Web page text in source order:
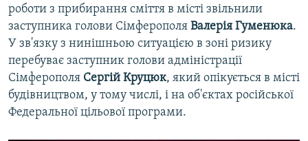
роботи з прибирання сміття в місті звільнили
заступника голови Сімферополя Валерія Гуменюка.
У зв'язку з нинішньою ситуацією в зоні ризику
перебуває заступник голови адміністрації
Сімферополя Сергій Круцюк, який опікується в місті
будівництвом, у тому числі, і на об'єктах російської
Федеральної цільової програми.